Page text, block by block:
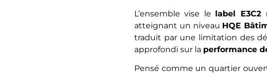
L’ensemble vise le label E3C2
atteignant un niveau HQE
traduit par une limitation des
approfondi sur la performance
Pensé comme un quartier